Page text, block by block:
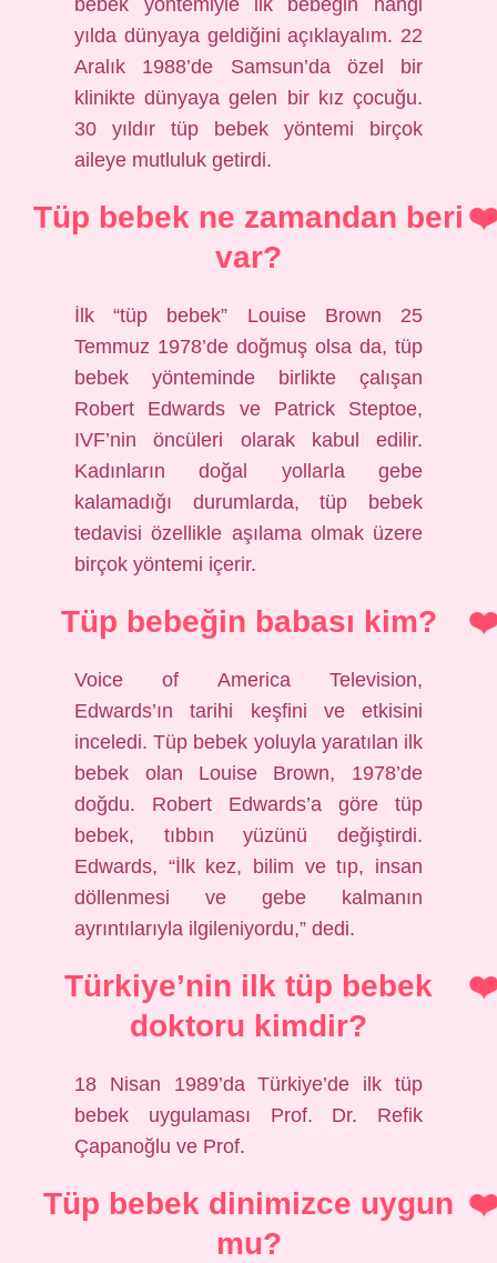
bebek yöntemiyle ilk bebeğin hangi
yılda dünyaya geldiğini açıklayalım. 22
Aralık 1988’de Samsun’da özel bir
klinikte dünyaya gelen bir kız çocuğu.
30 yıldır tüp bebek yöntemi birçok
aileye mutluluk getirdi.
Tüp bebek ne zamandan beri
var?
İlk “tüp bebek” Louise Brown 25
Temmuz 1978’de doğmuş olsa da, tüp
bebek yönteminde birlikte çalışan
Robert Edwards ve Patrick Steptoe,
IVF’nin öncüleri olarak kabul edilir.
Kadınların doğal yollarla gebe
kalamadığı durumlarda, tüp bebek
tedavisi özellikle aşılama olmak üzere
birçok yöntemi içerir.
Tüp bebeğin babası kim?
Voice of America Television,
Edwards’ın tarihi keşfini ve etkisini
inceledi. Tüp bebek yoluyla yaratılan ilk
bebek olan Louise Brown, 1978’de
doğdu. Robert Edwards’a göre tüp
bebek, tıbbın yüzünü değiştirdi.
Edwards, “İlk kez, bilim ve tıp, insan
döllenmesi ve gebe kalmanın
ayrıntılarıyla ilgileniyordu,” dedi.
Türkiye’nin ilk tüp bebek
doktoru kimdir?
18 Nisan 1989’da Türkiye’de ilk tüp
bebek uygulaması Prof. Dr. Refik
Çapanoğlu ve Prof.
Tüp bebek dinimizce uygun
mu?